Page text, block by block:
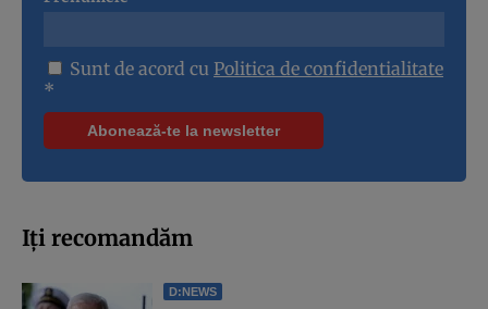
Sunt de acord cu Politica de confidentialitate
*
Iți recomandăm
D:NEWS